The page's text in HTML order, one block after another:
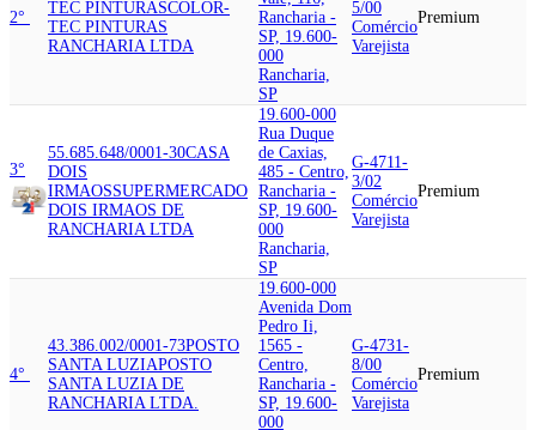
2°
TEC PINTURASCOLOR-
TEC PINTURAS
RANCHARIA LTDA
Rancharia -
SP, 19.600-
000
Rancharia,
SP
5/00
Comércio
Varejista
Premium
3°
55.685.648/0001-30CASA
DOIS
IRMAOSSUPERMERCADO
DOIS IRMAOS DE
RANCHARIA LTDA
19.600-000
Rua Duque
de Caxias,
485 - Centro,
Rancharia -
SP, 19.600-
000
Rancharia,
SP
G-4711-
3/02
Comércio
Varejista
Premium
4°
43.386.002/0001-73POSTO
SANTA LUZIAPOSTO
SANTA LUZIA DE
RANCHARIA LTDA.
19.600-000
Avenida Dom
Pedro Ii,
1565 -
Centro,
Rancharia -
SP, 19.600-
000
G-4731-
8/00
Comércio
Varejista
Premium